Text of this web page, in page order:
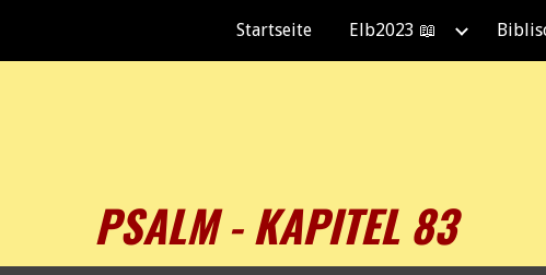
Skip to navigation
Startseite Elb2023 📖
PSALM - KAPITEL 83